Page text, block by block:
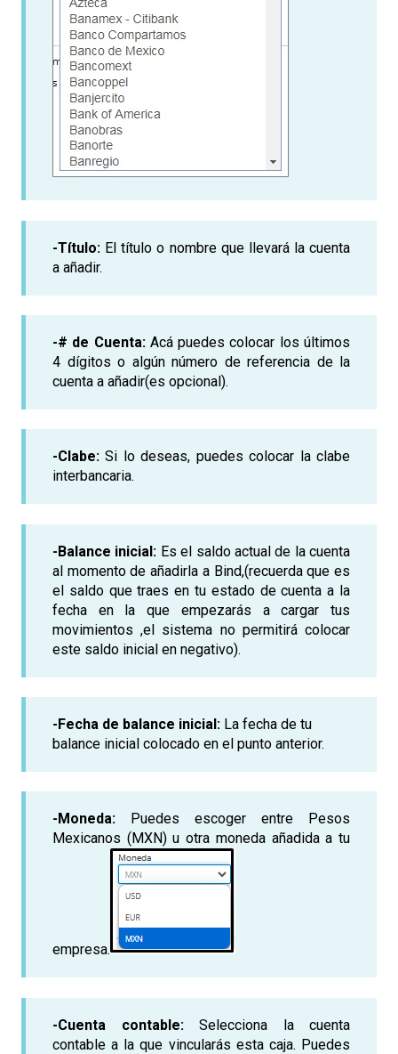
-Título: El título o nombre que llevará la cuenta
a añadir.
-# de Cuenta:Acá puedes colocar los últimos
4 dígitos o algún número de referencia de la
cuenta a añadir(es opcional).
-Clabe: Si lo deseas, puedes colocar la clabe
interbancaria.
-Balance inicial: Es el saldo actual de la cuenta
al momento de añadirla a Bind,(recuerda que es
el saldo que traes en tu estado de cuenta a la
fecha en la que empezarás a cargar tus
movimientos ,el sistema no permitirá colocar
este saldo inicial en negativo).
-Fecha de balance inicial: La fecha de tu
balance inicial colocado en el punto anterior.
-Moneda: Puedes escoger entre Pesos
Mexicanos (MXN) u otra moneda añadida a tu
empresa.
-Cuenta contable:Selecciona la cuenta
contable a la que vincularás esta caja. Puedes